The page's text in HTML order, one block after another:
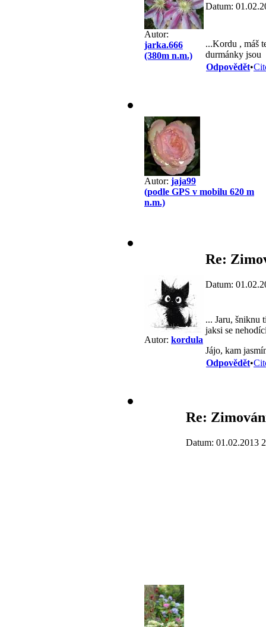
Autor:
jarka.666
(380m n.m.)
Datum:
...Kordu , máš
durmánky jsou
Odpovědět•
Autor: jaja99
(podle GPS v mobilu 620 m
n.m.)
Autor: kordula
Re:
Datum:
... Jaru, šniknu
jaksi se
Jájo, kam
Odpovědět•
Re:
Datum: 01.02.2013